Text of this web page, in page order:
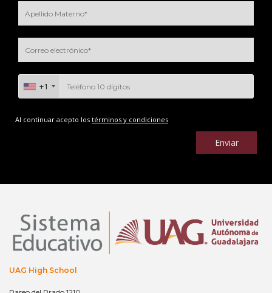
+1
Al continuar acepto los términos y condiciones
Enviar
UAG High School